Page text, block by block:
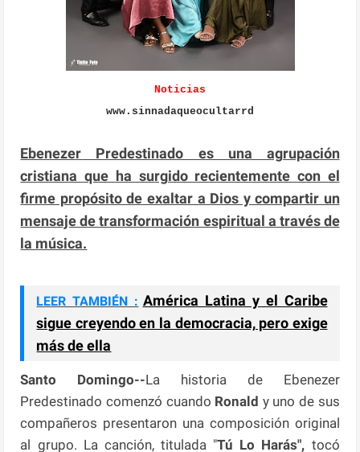
Noticias
www.sinnadaqueocultarrd
Ebenezer Predestinado es una agrupación
cristiana que ha surgido recientemente con el
firme propósito de exaltar a Dios y compartir un
mensaje de transformación espiritual a través de
la música.
LEER TAMBIÉN : América Latina y el Caribe
sigue creyendo en la democracia, pero exige
más de ella
Santo Domingo--La historia de Ebenezer
Predestinado comenzó cuando Ronald y uno de sus
compañeros presentaron una composición original
al grupo. La canción, titulada "Tú Lo Harás", tocó